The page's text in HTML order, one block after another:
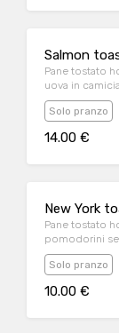
Salmon
Pane tostato
uova in
Solo pranzo
14.00 €
New York
Pane tostato
pomodorini
Solo pranzo
10.00 €